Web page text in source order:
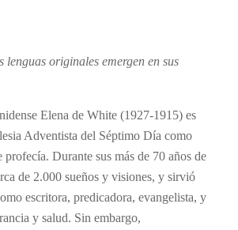
lenguas originales emergen en sus
Elena de White (1927-1915) es
Adventista del Séptimo Día como
Durante sus más de 70 años de
de 2.000 sueños y visiones, y sirvió
escritora, predicadora, evangelista, y
y salud. Sin embargo,